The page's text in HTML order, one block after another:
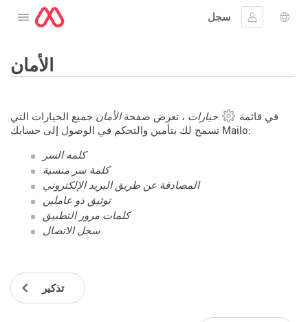
افتح القائمة
سجل
الدخولاللغة
الأمان
في قائمة خيارات ، تعرض صفحةالأمان جميع الخيارات التي
تسمح لك بتأمين والتحكم في الوصول إلى حسابك Mailo:
كلمه السر
كلمة سر منسية
المصادقة عن طريق البريد الإلكتروني
توثيق ذو عاملين
كلمات مرور التطبيق
سجل الاتصال
تذكير